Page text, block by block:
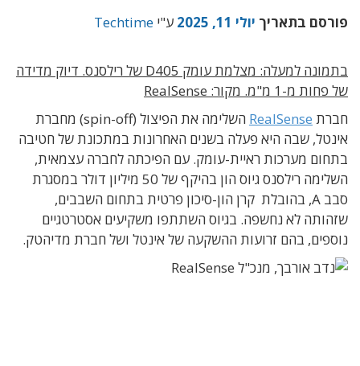
פורסם בתאריך יולי 11, 2025 ע"י Techtime
בתמונה למעלה: מצלמת עומק D405 של רילסנס. דיוק מדידה
של פחות מ-1 מ"מ. מקור: RealSense
חברת RealSense
השלימה את הפיצול (spin-off) מחברת
אינטל, שבה היא פעלה בשנים האחרונות במתכונת של חטיבה
בתחום מערכות ראיית-עומק. עם הפיכתה לחברה עצמאית,
השלימה רילסנס גיוס הון בהיקף של 50 מיליון דולר במסגרת
סבב A, בהובלת קרן הון-סיכון פרטית בתחום השבבים,
שזהותה לא נחשפה. בגיוס השתתפו משקיעים אסטרטגיים
נוספים, בהם זרועות ההשקעה של אינטל ושל חברת מדיהטק.